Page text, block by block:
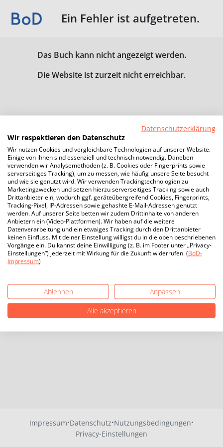
Ein Fehler ist aufgetreten.
Das Buch kann nicht angezeigt werden.
Die Website ist zurzeit nicht erreichbar.
Impressum·Datenschutz·Nutzungsbedingungen·
Privacy-Einstellungen
Datenschutzerklärung
Wir respektieren den Datenschutz
Wir nutzen Cookies und vergleichbare Technologien auf unserer Website.
Einige von ihnen sind essenziell und technisch notwendig. Daneben
verwenden wir Analysemethoden (z. B. Cookies oder Fingerprints sowie
serverseitiges Tracking), um zu messen, wie häufig unsere Seite besucht
und wie sie genutzt wird. Wir verwenden Trackingtechnologien zu
Marketingzwecken und setzen hierzu serverseitiges Tracking sowie auch
Drittanbieter ein, wodurch ggf. geräteübergreifend Cookies, Fingerprints,
Tracking-Pixel, IP-Adressen sowie gehashte E-Mail-Adressen genutzt
werden. Auf unserer Seite betten wir zudem Drittinhalte von anderen
Anbietern ein (Video-Plattformen). Wir haben auf die weitere
Datenverarbeitung und ein etwaiges Tracking durch den Drittanbieter
keinen Einfluss. Mit deiner Einstellung willigst du in die oben beschriebenen
Vorgänge ein. Du kannst deine Einwilligung (z. B. im Footer unter „Privacy-
Einstellungen“) jederzeit mit Wirkung für die Zukunft widerrufen. (BoD-
Impressum)
Ablehnen
Anpassen
Alle akzeptieren